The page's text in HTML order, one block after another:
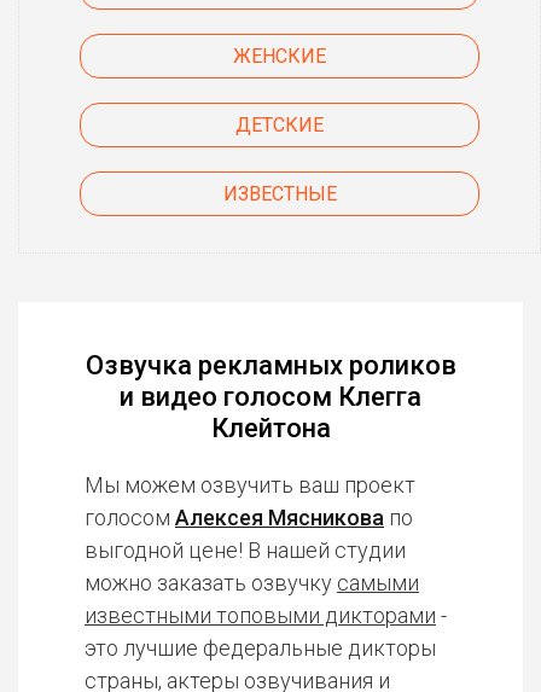
ЖЕНСКИЕ
ДЕТСКИЕ
ИЗВЕСТНЫЕ
Озвучка рекламных роликов
и видео голосом Клегга
Клейтона
Мы можем озвучить ваш проект
голосом Алексея Мясникова по
выгодной цене! В нашей студии
можно заказать озвучку самыми
известными топовыми дикторами -
это лучшие федеральные дикторы
страны, актеры озвучивания и